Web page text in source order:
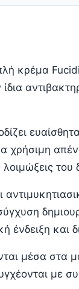
κρέμα
χρήσιμη
του
ένδειξη και
μέσα στα
με